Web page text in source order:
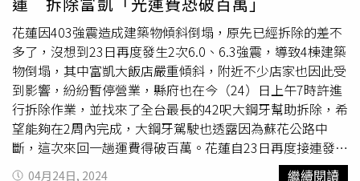
身分傳訊給親屬。一審認為，雖蔡女否認全部犯行，然被告
上揭犯行，核有相關證人證述之內容、檢察官所提出之手機
通聯基地臺位置、手機數位採證、LINE通訊軟體對話內
容、汽車旅館住宿註記紀錄、出入境資料、本票相關借貸資
料等證據可資佐證，依殺人等罪合併判處有期徒刑27年6
月。案經上訴，台中高分院今日宣判駁回，仍可上訴。
花蓮因403強震造成建築物傾斜倒塌，原先已經拆除的差不
多了，沒想到23日再度發生2次6.0、6.3強震，導致4棟建築
物倒塌，其中富凱大飯店嚴重傾斜，附近不少店家也因此受
到影響，紛紛暫停營業，縣府也在今（24）日上午7時許進
行拆除作業，並找來了全台最長的42呎大鋼牙幫助拆除，希
望能夠在2周內完成，大鋼牙駕駛也透露因為蘇花公路中
斷，這次來回一趟運費得破百萬。花蓮自23日再度接連發生
芮氏規模6.0、6.3的地震後，有4棟建築物被通報倒塌，包
04月24日, 2024 繼續閱讀